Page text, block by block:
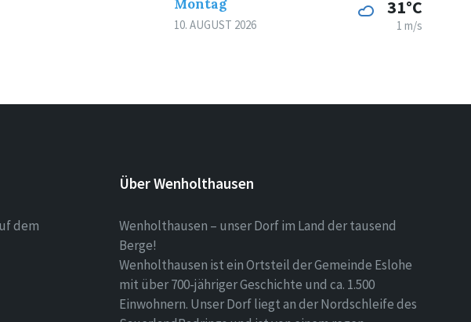
Montag
10. AUGUST 2026
31°C
1 m/s
dem
Über Wenholthausen
Wenholthausen – unser Dorf im Land der tausend
Berge!
Wenholthausen ist ein Ortsteil der Gemeinde Eslohe
mit über 700-jähriger Geschichte und ca. 1.500
Einwohnern. Unser Dorf liegt an der Nordschleife des